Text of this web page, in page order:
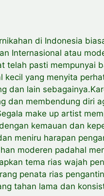
di Indonesia
Internasional atau
telah pasti mempunyai
kecil yang menyita
dan lain
dan membendung diri
make up artist
kemauan dan
meniru harapan
moderen padahal
tema rias wajah
penata rias
tahan lama dan